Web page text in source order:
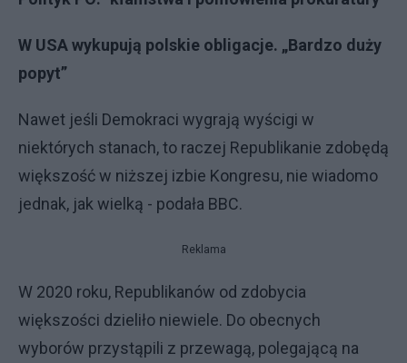
W USA wykupują polskie obligacje. „Bardzo duży
popyt”
Nawet jeśli Demokraci wygrają wyścigi w
niektórych stanach, to raczej Republikanie zdobędą
większość w niższej izbie Kongresu, nie wiadomo
jednak, jak wielką - podała BBC.
Reklama
W 2020 roku, Republikanów od zdobycia
większości dzieliło niewiele. Do obecnych
wyborów przystąpili z przewagą, polegającą na